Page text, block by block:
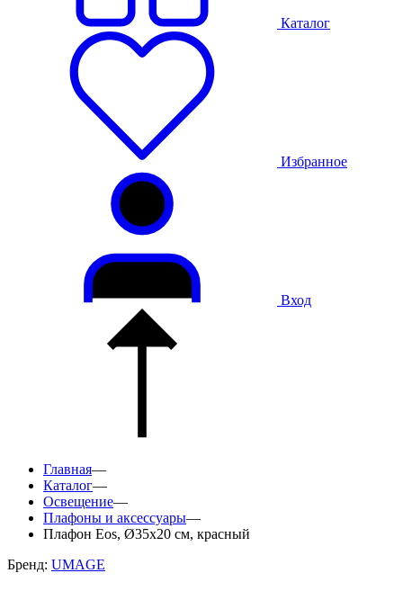
Каталог
Избранное
Вход
Главная—
Каталог—
Освещение—
Плафоны и аксессуары—
Плафон Eos, Ø35х20 см, красный
Бренд: UMAGE